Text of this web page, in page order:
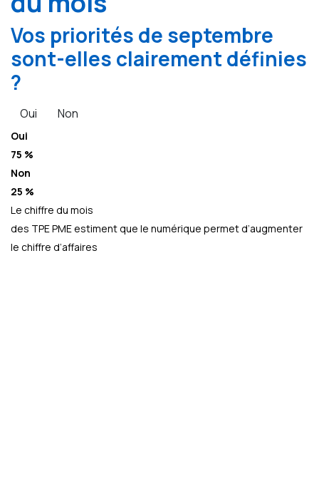
Vos priorités de septembre
sont-elles clairement définies
?
Oui Non
Oui
75 %
Non
25 %
Le chiffre du mois
des TPE PME estiment que le numérique permet d’augmenter
le chiffre d’affaires